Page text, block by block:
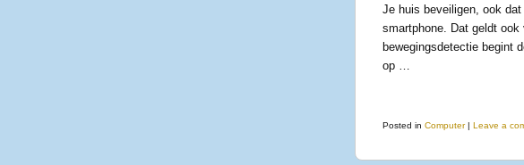
Je huis beveiligen, ook
smartphone. Dat geldt
bewegingsdetectie begint
op …
Posted in Computer | Leave a